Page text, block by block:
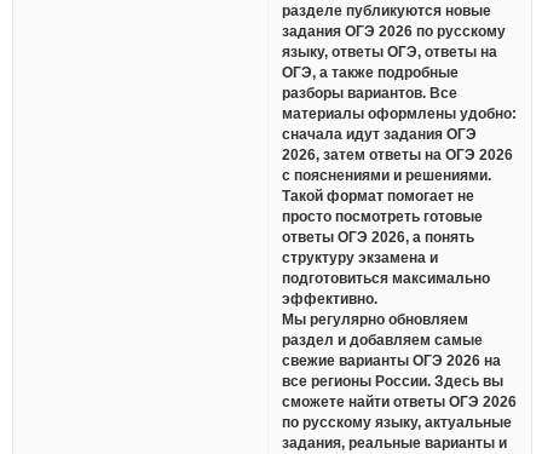
разделе публикуются новые
задания ОГЭ 2026 по русскому
языку, ответы ОГЭ, ответы на
ОГЭ, а также подробные
разборы вариантов. Все
материалы оформлены удобно:
сначала идут задания ОГЭ
2026, затем ответы на ОГЭ 2026
с пояснениями и решениями.
Такой формат помогает не
просто посмотреть готовые
ответы ОГЭ 2026, а понять
структуру экзамена и
подготовиться максимально
эффективно.
Мы регулярно обновляем
раздел и добавляем самые
свежие варианты ОГЭ 2026 на
все регионы России. Здесь вы
сможете найти ответы ОГЭ 2026
по русскому языку, актуальные
задания, реальные варианты и